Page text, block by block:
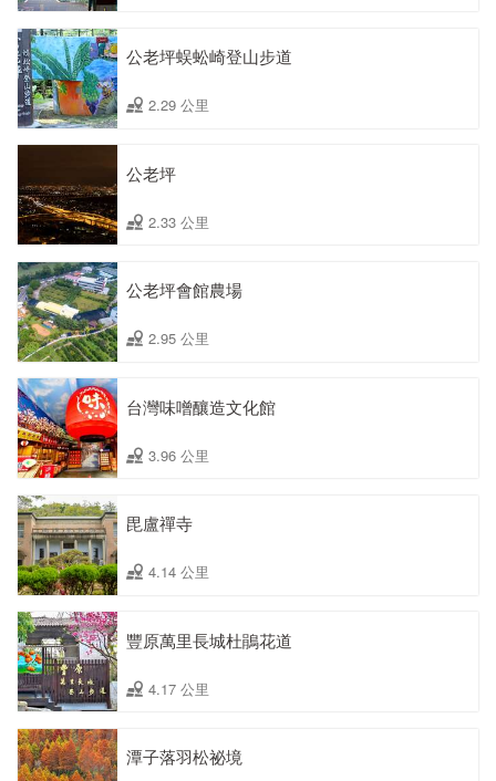
公老坪蜈蚣崎登山步道
2.29 公里
公老坪
2.33 公里
公老坪會館農場
2.95 公里
台灣味噌釀造文化館
3.96 公里
毘盧禪寺
4.14 公里
豐原萬里長城杜鵑花道
4.17 公里
潭子落羽松祕境